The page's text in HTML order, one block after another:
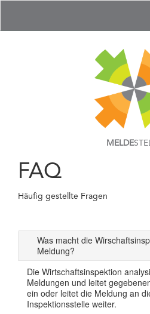
MELDE
FAQ
Häufig gestellte Fragen
Was macht die
Meldung?
Die Wirtschaftsinspektion
Meldungen und leitet
ein oder leitet die Meldung an
Inspektionsstelle weiter.